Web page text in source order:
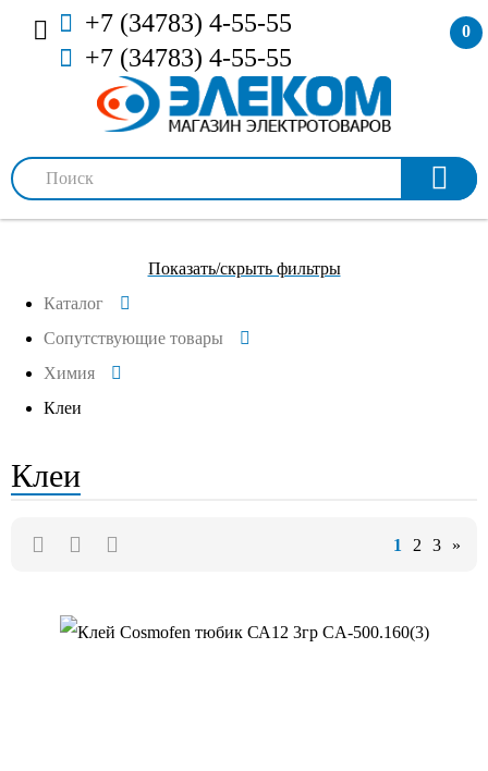
+7 (34783) 4-55-55
+7 (34783) 4-55-55
0
Показать/скрыть фильтры
Каталог
Сопутствующие товары
Химия
Клеи
Клеи
1 2 3 »